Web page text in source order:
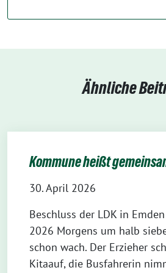
Ähnliche
Kommune heißt
30. April 2026
Beschluss der LDK in
2026 Morgens um halb
schon wach. Der Erzieher
Kitaauf, die Busfahrerin